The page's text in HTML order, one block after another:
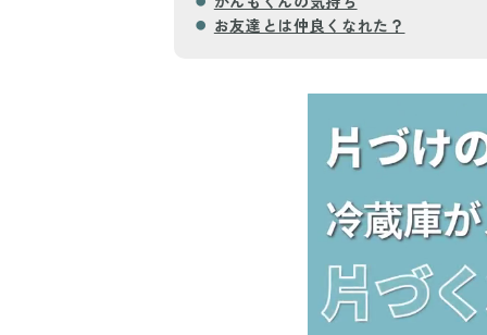
お友達とは仲良くなれた？